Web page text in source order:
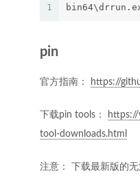
1
pin
官方指南： https://
下载pin tools：
tool-downloads.html
注意： 下载最新版的